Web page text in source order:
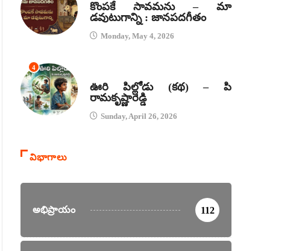
కొంపకే సావమను – మా
డవుటుగాన్ని : జానపదగీతం
Monday, May 4, 2026
4
ఊరి పిల్లోడు (కథ) – పి
రామకృష్ణారెడ్డి
Sunday, April 26, 2026
విభాగాలు
అభిప్రాయం 112